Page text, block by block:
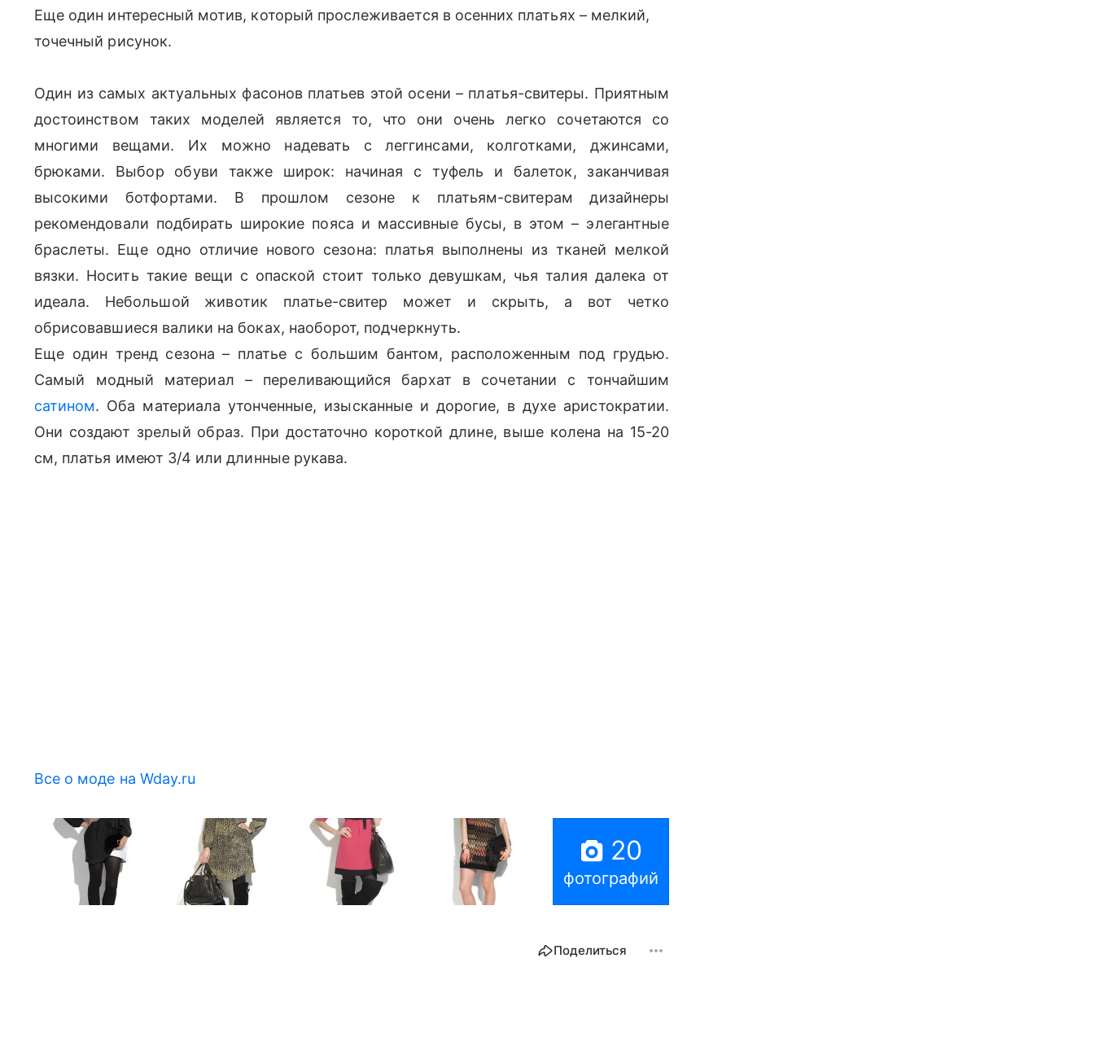
Еще один интересный мотив, который прослеживается в осенних платьях – мелкий,
точечный рисунок.
Один из самых актуальных фасонов платьев этой осени – платья-свитеры. Приятным
достоинством таких моделей является то, что они очень легко сочетаются со
многими вещами. Их можно надевать с леггинсами, колготками, джинсами,
брюками. Выбор обуви также широк: начиная с туфель и балеток, заканчивая
высокими ботфортами. В прошлом сезоне к платьям-свитерам дизайнеры
рекомендовали подбирать широкие пояса и массивные бусы, в этом – элегантные
браслеты. Еще одно отличие нового сезона: платья выполнены из тканей мелкой
вязки. Носить такие вещи с опаской стоит только девушкам, чья талия далека от
идеала. Небольшой животик платье-свитер может и скрыть, а вот четко
обрисовавшиеся валики на боках, наоборот, подчеркнуть.
Еще один тренд сезона – платье с большим бантом, расположенным под грудью.
Самый модный материал – переливающийся бархат в сочетании с тончайшим
сатином. Оба материала утонченные, изысканные и дорогие, в духе аристократии.
Они создают зрелый образ. При достаточно короткой длине, выше колена на 15-20
см, платья имеют 3/4 или длинные рукава.
Все о моде на Wday.ru
20
фотографий
Поделиться